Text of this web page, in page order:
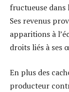
fructueuse dans
Ses revenus
apparitions à
droits liés à ses
En plus des
producteur